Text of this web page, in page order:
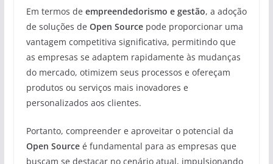
Em termos de empreendedorismo e gestão, a adoção
de soluções de Open Sourcepode proporcionar uma
vantagem competitiva significativa, permitindo que
as empresas se adaptem rapidamente às mudanças
do mercado, otimizem seus processos e ofereçam
produtos ou serviços mais inovadores e
personalizados aos clientes.
Portanto, compreender e aproveitar o potencial da
Open Sourceé fundamental para as empresas que
buscam se destacar no cenário atual, impulsionando